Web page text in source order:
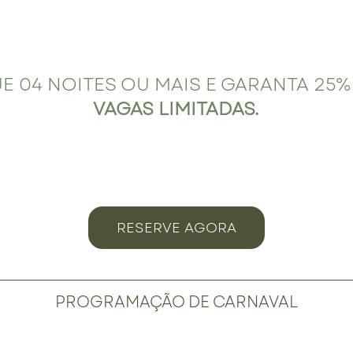
04 NOITES OU MAIS E GARANTA
VAGAS LIMITADAS.
RESERVE AGORA
PROGRAMAÇÃO DE CARNAVAL